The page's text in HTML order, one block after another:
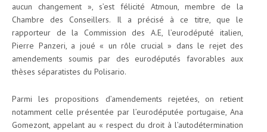
aucun changement », s’est félicité Atmoun, membre de la
Chambre des Conseillers. Il a précisé à ce titre, que le
rapporteur de la Commission des A.E, l’eurodéputé italien,
Pierre Panzeri, a joué « un rôle crucial » dans le rejet des
amendements soumis par des eurodéputés favorables aux
thèses séparatistes du Polisario.
Parmi les propositions d’amendements rejetées, on retient
notamment celle présentée par l’eurodéputée portugaise, Ana
Gomezont, appelant au « respect du droit à l’autodétermination